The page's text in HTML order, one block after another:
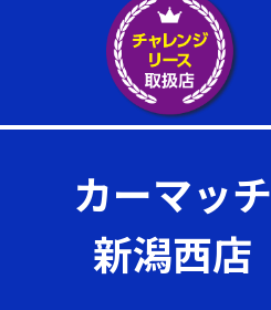
カーマッチ
新潟西店